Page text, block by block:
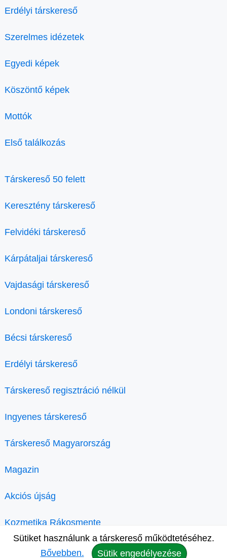
Erdélyi társkereső
Szerelmes idézetek
Egyedi képek
Köszöntő képek
Mottók
Első találkozás
Társkereső 50 felett
Keresztény társkereső
Felvidéki társkereső
Kárpátaljai társkereső
Vajdasági társkereső
Londoni társkereső
Bécsi társkereső
Erdélyi társkereső
Társkereső regisztráció nélkül
Ingyenes társkereső
Társkereső Magyarország
Magazin
Akciós újság
Kozmetika Rákosmente
Sütiket használunk a társkereső működtetéséhez.
Bővebben.
Sütik engedélyezése